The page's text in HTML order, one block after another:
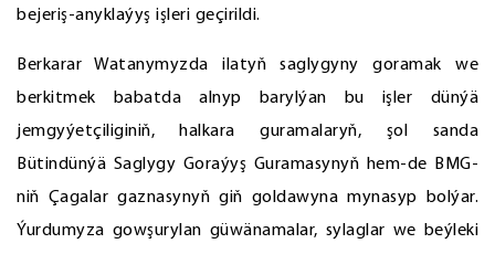
bejeriş-anyklaýyş işleri geçirildi.
Berkarar Watanymyzda ilatyň saglygyny goramak we
berkitmek babatda alnyp barylýan bu işler dünýä
jemgyýetçiliginiň, halkara guramalaryň, şol sanda
Bütindünýä Saglygy Goraýyş Guramasynyň hem-de BMG-
niň Çagalar gaznasynyň giň goldawyna mynasyp bolýar.
Ýurdumyza gowşurylan güwänamalar, sylaglar we beýleki